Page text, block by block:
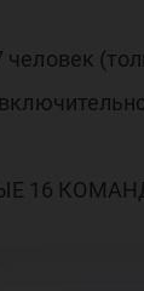
человек
16